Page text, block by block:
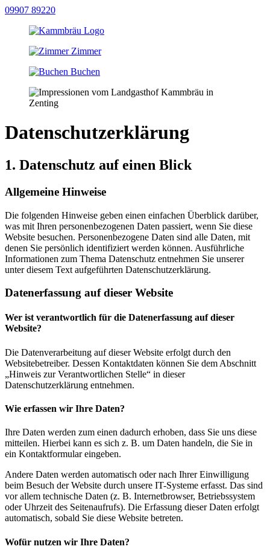
09907 89220
Zimmer
Buchen
Datenschutz­erklärung
1. Datenschutz auf einen Blick
Allgemeine Hinweise
Die folgenden Hinweise geben einen einfachen Überblick darüber,
was mit Ihren personenbezogenen Daten passiert, wenn Sie diese
Website besuchen. Personenbezogene Daten sind alle Daten, mit
denen Sie persönlich identifiziert werden können. Ausführliche
Informationen zum Thema Datenschutz entnehmen Sie unserer
unter diesem Text aufgeführten Datenschutzerklärung.
Datenerfassung auf dieser Website
Wer ist verantwortlich für die Datenerfassung auf dieser
Website?
Die Datenverarbeitung auf dieser Website erfolgt durch den
Websitebetreiber. Dessen Kontaktdaten können Sie dem Abschnitt
„Hinweis zur Verantwortlichen Stelle“ in dieser
Datenschutzerklärung entnehmen.
Wie erfassen wir Ihre Daten?
Ihre Daten werden zum einen dadurch erhoben, dass Sie uns diese
mitteilen. Hierbei kann es sich z. B. um Daten handeln, die Sie in
ein Kontaktformular eingeben.
Andere Daten werden automatisch oder nach Ihrer Einwilligung
beim Besuch der Website durch unsere IT-Systeme erfasst. Das sind
vor allem technische Daten (z. B. Internetbrowser, Betriebssystem
oder Uhrzeit des Seitenaufrufs). Die Erfassung dieser Daten erfolgt
automatisch, sobald Sie diese Website betreten.
Wofür nutzen wir Ihre Daten?